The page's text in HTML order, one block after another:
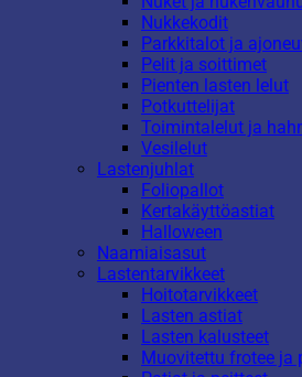
Nukkekodit
Parkkitalot ja
Pelit ja soittimet
Pienten lasten lelut
Potkuttelijat
Toimintalelut ja
Vesilelut
Lastenjuhlat
Foliopallot
Kertakäyttöastiat
Halloween
Naamiaisasut
Lastentarvikkeet
Hoitotarvikkeet
Lasten astiat
Lasten kalusteet
Muovitettu frotee ja